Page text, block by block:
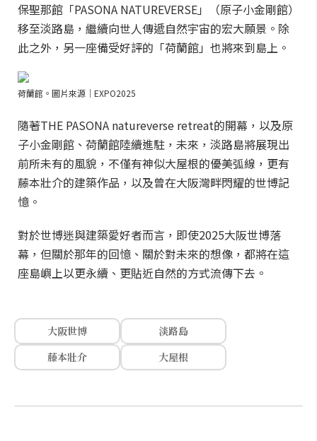
保聖那館「PASONA NATUREVERSE」（原子小金剛館）
移至淡路島，繼續向世人傳遞自然宇宙的宏大願景。除
此之外，另一座備受好評的「荷蘭館」也將來到島上。
荷蘭館。圖片來源｜EXPO2025
隨著THE PASONA natureverse retreat的開幕，以及原
子小金剛館、荷蘭館陸續進駐，未來，淡路島將展現出
前所未有的風貌，不僅有神似大屋根的優美弧線，更有
藤本壯介的建築作品，以及曾在大阪灣畔閃耀的世博記
憶。
對於世博迷與建築愛好者而言，即使2025大阪世博落
幕，但關於那年的回憶、關於對未來的想像，都將在這
座島嶼上以更永續、更貼近自然的方式流傳下去。
大阪世博
淡路島
藤本壯介
大屋根